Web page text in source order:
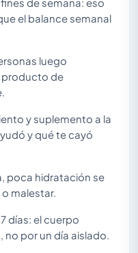
de semana: eso
el balance semanal
luego
producto de
y suplemento a la
y qué te cayó
poca hidratación se
malestar.
días: el cuerpo
por un día aislado.